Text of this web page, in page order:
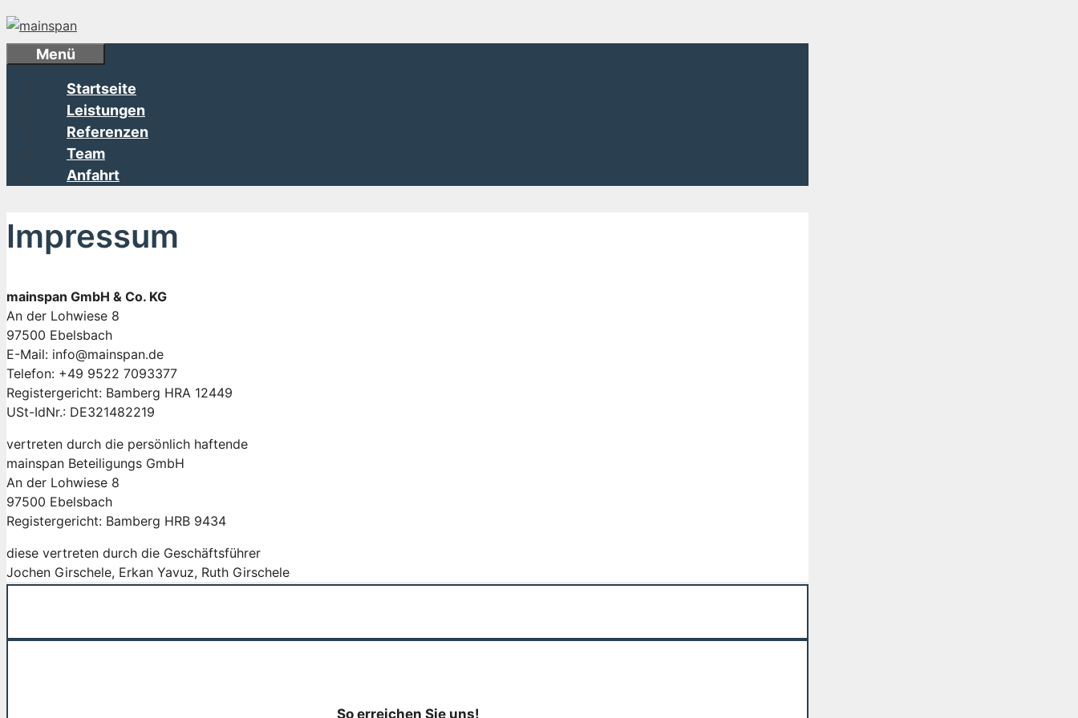
Zum
Inhalt
springenMenü
Startseite
Leistungen
Referenzen
Team
Anfahrt
Impressum
mainspan GmbH & Co. KG
An der Lohwiese 8
97500 Ebelsbach
E-Mail: info@mainspan.de
Telefon: +49 9522 7093377
Registergericht: Bamberg HRA 12449
USt-IdNr.: DE321482219
vertreten durch die persönlich haftende
mainspan Beteiligungs GmbH
An der Lohwiese 8
97500 Ebelsbach
Registergericht: Bamberg HRB 9434
diese vertreten durch die Geschäftsführer
Jochen Girschele, Erkan Yavuz, Ruth Girschele
So erreichen Sie uns!